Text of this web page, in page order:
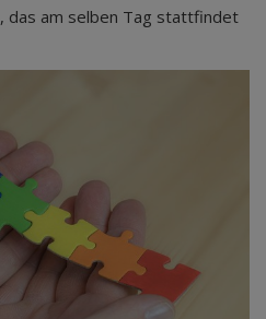
, das am selben Tag stattfindet